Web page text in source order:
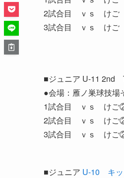
2試合目 ｖｓ けご
3試合目 ｖｓ けご
■ジュニア U-11 2nd
●会場：雁ノ巣球技場
1試合目 ｖｓ け
2試合目 ｖｓ け
3試合目 ｖｓ け
■ジュニア U-10 キッ